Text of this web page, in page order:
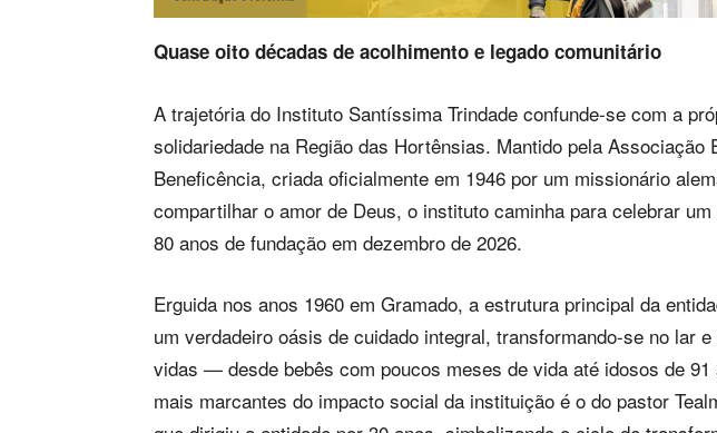
Quase oito décadas de acolhimento e legado comunitário
A trajetória do Instituto Santíssima Trindade confunde-se com a
solidariedade na Região das Hortênsias. Mantido pela Associação
Beneficência, criada oficialmente em 1946 por um missionário
compartilhar o amor de Deus, o instituto caminha para celebrar
80 anos de fundação em dezembro de 2026.
Erguida nos anos 1960 em Gramado, a estrutura principal da
um verdadeiro oásis de cuidado integral, transformando-se no lar
vidas — desde bebês com poucos meses de vida até idosos de 91
mais marcantes do impacto social da instituição é o do pastor